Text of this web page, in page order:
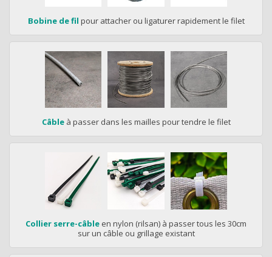
Bobine de fil pour attacher ou ligaturer rapidement le filet
Câbleà passer dans les mailles pour tendre le filet
Collier serre-câble en nylon (rilsan) à passer tous les 30cm
sur un câble ou grillage existant